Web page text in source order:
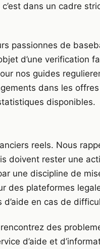
dans un cadre
passionnes de
d’une verification
nos guides
dans les
disponibles.
reels. Nous
doivent rester une
une discipline de
des plateformes
d’aide en cas de
des
d’aide et